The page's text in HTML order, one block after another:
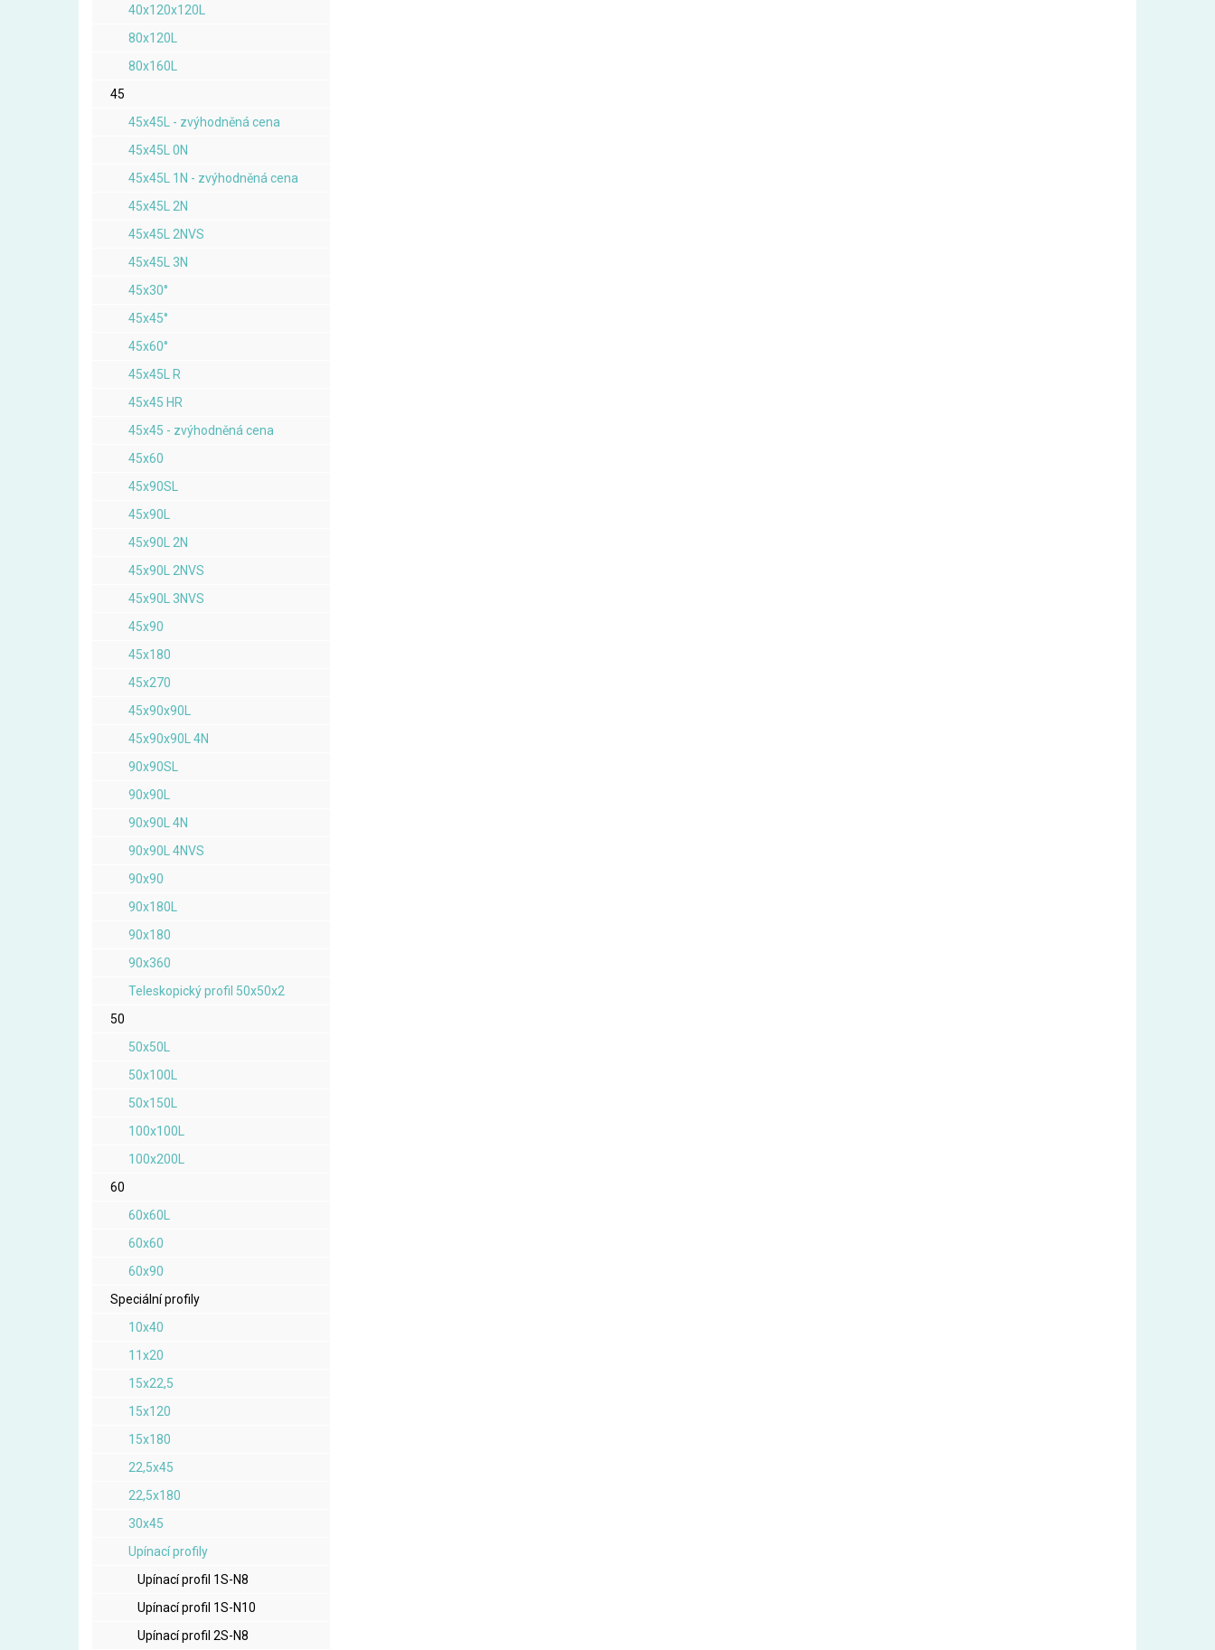
40x120x120L
80x120L
80x160L
45
45x45L - zvýhodněná cena
45x45L 0N
45x45L 1N - zvýhodněná cena
45x45L 2N
45x45L 2NVS
45x45L 3N
45x30°
45x45°
45x60°
45x45L R
45x45 HR
45x45 - zvýhodněná cena
45x60
45x90SL
45x90L
45x90L 2N
45x90L 2NVS
45x90L 3NVS
45x90
45x180
45x270
45x90x90L
45x90x90L 4N
90x90SL
90x90L
90x90L 4N
90x90L 4NVS
90x90
90x180L
90x180
90x360
Teleskopický profil 50x50x2
50
50x50L
50x100L
50x150L
100x100L
100x200L
60
60x60L
60x60
60x90
Speciální profily
10x40
11x20
15x22,5
15x120
15x180
22,5x45
22,5x180
30x45
Upínací profily
Upínací profil 1S-N8
Upínací profil 1S-N10
Upínací profil 2S-N8